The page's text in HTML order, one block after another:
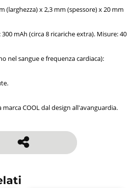
(larghezza) x 2,3 mm (spessore) x 20 mm
mAh (circa 8 ricariche extra). Misure: 40
nel sangue e frequenza cardiaca):
COOL dal design all'avanguardia.